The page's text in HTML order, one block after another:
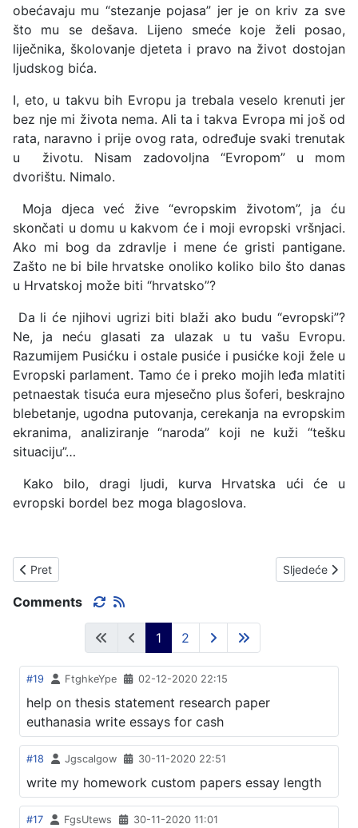
obećavaju mu “stezanje pojasa” jer je on kriv za sve
što mu se dešava. Lijeno smeće koje želi posao,
liječnika, školovanje djeteta i pravo na život dostojan
ljudskog bića.
I, eto, u takvu bih Evropu ja trebala veselo krenuti jer
bez nje mi života nema. Ali ta i takva Evropa mi još od
rata, naravno i prije ovog rata, određuje svaki trenutak
u životu. Nisam zadovoljna “Evropom” u mom
dvorištu. Nimalo.
Moja djeca već žive “evropskim životom”, ja ću
skončati u domu u kakvom će i moji evropski vršnjaci.
Ako mi bog da zdravlje i mene će gristi pantigane.
Zašto ne bi bile hrvatske onoliko koliko bilo što danas
u Hrvatskoj može biti “hrvatsko”?
Da li će njihovi ugrizi biti blaži ako budu “evropski”?
Ne, ja neću glasati za ulazak u tu vašu Evropu.
Razumijem Pusićku i ostale pusiće i pusićke koji žele u
Evropski parlament. Tamo će i preko mojih leđa mlatiti
petnaestak tisuća eura mjesečno plus šoferi, beskrajno
blebetanje, ugodna putovanja, cerekanja na evropskim
ekranima, analiziranje “naroda” koji ne kuži “tešku
situaciju”…
Kako bilo, dragi ljudi, kurva Hrvatska ući će u
evropski bordel bez moga blagoslova.
Prethodni članak: SIJEČANJ - VRIJEME ASFALTIRANJA
Pret Sljedeći
Sljedeće
Comments
1 2
#19 FtghkeYpe 02-12-2020 22:15
help on thesis statement research paper
euthanasia write essays for cash
#18 Jgscalgow 30-11-2020 22:51
write my homework custom papers essay length
#17 FgsUtews 30-11-2020 11:01